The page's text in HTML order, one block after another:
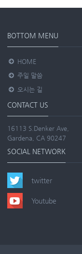
BOTTOM MENU
HOME
주일 말씀
오시는 길
CONTACT US
16113 S.Denker Ave,
Gardena, CA 90247
SOCIAL NETWORK
twitter
Youtube